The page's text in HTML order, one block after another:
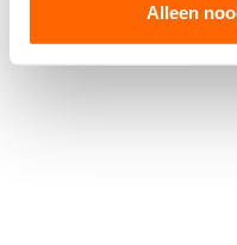
Alleen